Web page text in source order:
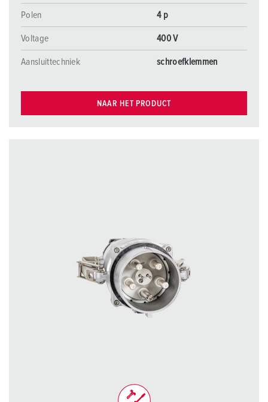
Polen 4 p
Voltage 400 V
Aansluittechniek schroefklemmen
NAAR HET PRODUCT